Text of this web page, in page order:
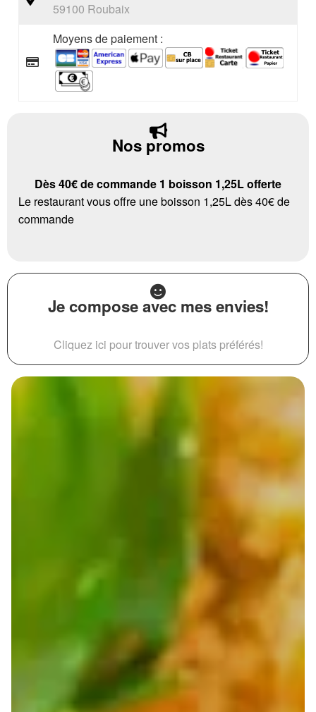
59100 Roubaix
Moyens de paiement :
Nos promos
Dès 40€ de commande 1 boisson 1,25L offerte
Le restaurant vous offre une boisson 1,25L dès 40€ de
commande
Je compose avec mes envies!
Cliquez ici pour trouver vos plats préférés!